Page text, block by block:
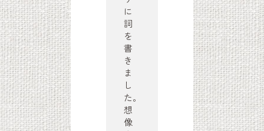
に
詞
を
書
き
ま
し
た。
想
像